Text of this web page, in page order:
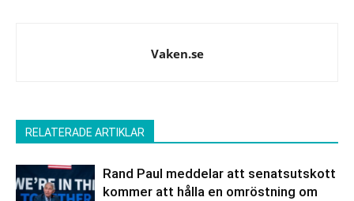
Vaken.se
RELATERADE ARTIKLAR
Rand Paul meddelar att senatsutskott
kommer att hålla en omröstning om